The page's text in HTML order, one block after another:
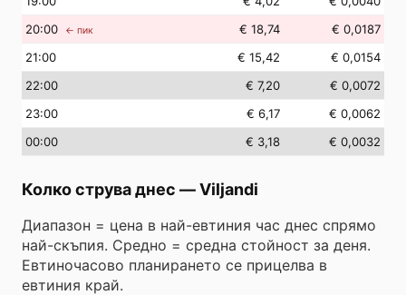
20:00 ← пик € 18,74
€ 0,0187
21:00 € 15,42
€ 0,0154
22:00 € 7,20
€ 0,0072
23:00 € 6,17
€ 0,0062
00:00 € 3,18 € 0,0032
Колко струва днес —Viljandi
Диапазон = цена в най-евтиния час днес спрямо
най-скъпия. Средно = средна стойност за деня.
Евтиночасово планирането се прицелва в
евтиния край.